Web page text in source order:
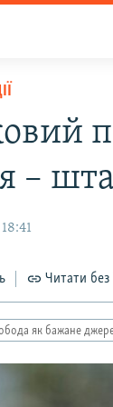
–
Читати без
як бажане